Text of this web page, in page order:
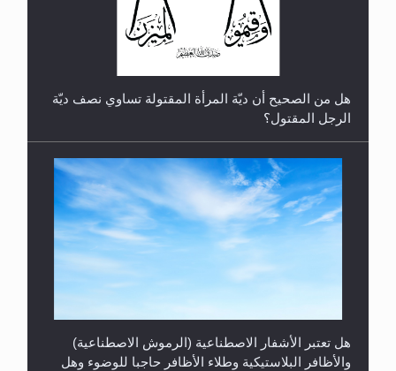
هل من الصحيح أن ديّة المرأة المقتولة تساوي نصف ديّة
الرجل المقتول؟
هل تعتبر الأشفار الاصطناعية (الرموش الاصطناعية)
والأظافر البلاستيكية وطلاء الأظافر حاجبا للوضوء وهل